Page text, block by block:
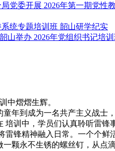
党委开展 2026年第一期党性
统专题培训班 韶山研学纪实
举办 2026年党组织书记培训
中熠熠生辉。
年到成为一名共产主义战
训中，学员们认真聆听雷锋
锋精神融入日常。一个个
颗永不生锈的螺丝钉，从